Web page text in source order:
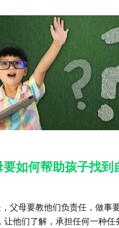
如何帮助孩子找到
父母要教他们负责任，做事
让他们了解，承担任何一种任